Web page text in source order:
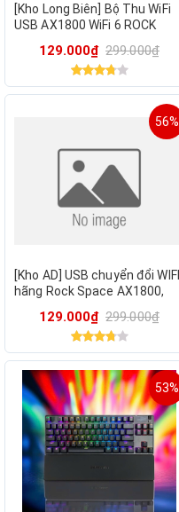
[Kho Long Biên] Bộ Thu WiFi
USB AX1800 WiFi 6 ROCK
129.000₫ 299.000₫
56%
[Kho AD] USB chuyển đổi WIFI
hãng Rock Space AX1800,
129.000₫ 299.000₫
53%